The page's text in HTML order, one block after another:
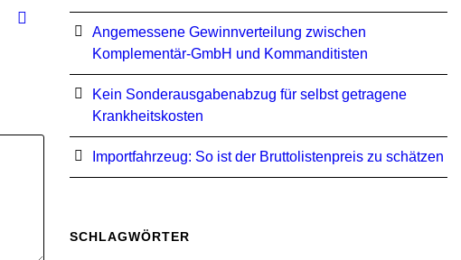
Angemessene Gewinnverteilung zwischen
Komplementär-GmbH und Kommanditisten
Kein Sonderausgabenabzug für selbst getragene
Krankheitskosten
Importfahrzeug: So ist der Bruttolistenpreis zu schätzen
SCHLAGWÖRTER